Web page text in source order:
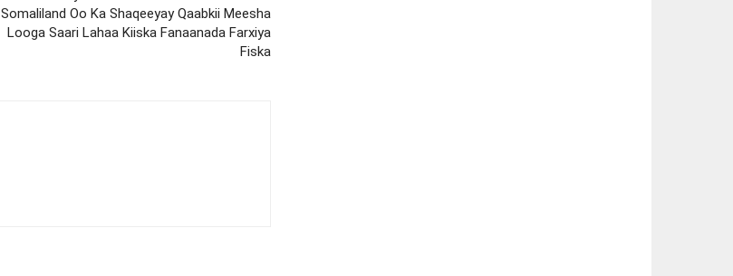
Somaliland Oo Ka Shaqeeyay Qaabkii Meesha
Looga Saari Lahaa Kiiska Fanaanada Farxiya
Fiska